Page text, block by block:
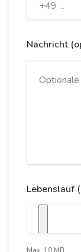
Nachricht
Lebenslauf